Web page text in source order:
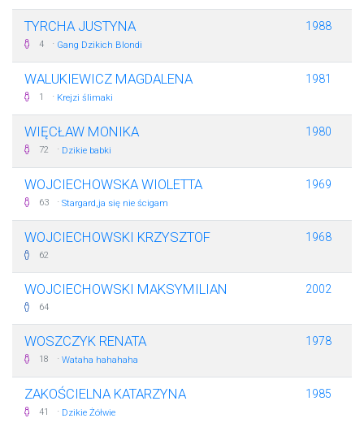
TYRCHA JUSTYNA
4 · Gang Dzikich Blondi
1988
WALUKIEWICZ MAGDALENA
1 · Krejzi ślimaki
1981
WIĘCŁAW MONIKA
72 · Dzikie babki
1980
WOJCIECHOWSKA WIOLETTA
63 · Stargard,ja się nie ścigam
1969
WOJCIECHOWSKI KRZYSZTOF
62
1968
WOJCIECHOWSKI MAKSYMILIAN
64
2002
WOSZCZYK RENATA
18 · Wataha hahahaha
1978
ZAKOŚCIELNA KATARZYNA
41 · Dzikie Żółwie
1985